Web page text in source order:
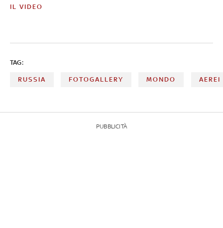
IL VIDEO
TAG:
RUSSIA FOTOGALLERY MONDO AEREI
PUBBLICITÀ